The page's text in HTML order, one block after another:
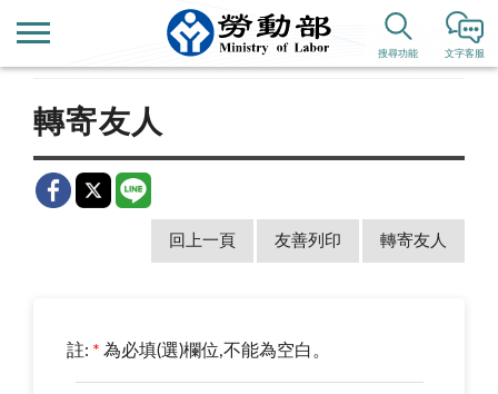
文字客服
搜尋功能
新聞公告 即時新聞澄清
轉寄友人
回上一頁 友善列印 轉寄友人
註: * 為必填(選)欄位,不能為空白。